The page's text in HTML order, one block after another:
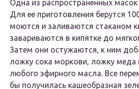
Одна из распространенных масок
Для ее приготовления берутся
моются и заливаются стаканом
завариваются в кипятке до
Затем они остужаются, к ним
ложку сока моркови, ложку меда
любого эфирного масла. Все
бы получилась кашеобразная